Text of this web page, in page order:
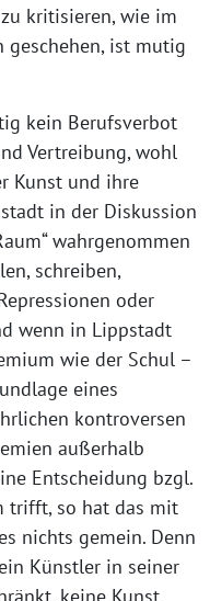
kritisieren, wie im
geschehen, ist mutig
kein Berufsverbot
Vertreibung, wohl
Kunst und ihre
in der Diskussion
wahrgenommen
schreiben,
oder
wenn in Lippstadt
wie der Schul –
eines
kontroversen
außerhalb
Entscheidung bzgl.
trifft, so hat das mit
nichts gemein. Denn
Künstler in seiner